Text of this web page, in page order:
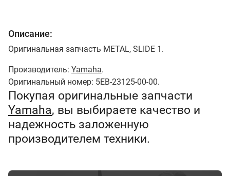
Описание:
Оригинальная запчасть METAL, SLIDE 1.
Производитель: Yamaha.
Оригинальный номер: 5EB-23125-00-00.
Покупая оригинальные запчасти
Yamaha, вы выбираете качество и
надежность заложенную
производителем техники.